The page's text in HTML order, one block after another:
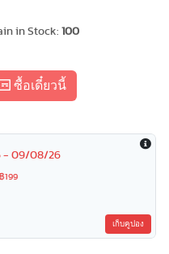
in Stock: 100
ซื้อเดี๋ยวนี้
- 09/08/26
199
เก็บคูปอง